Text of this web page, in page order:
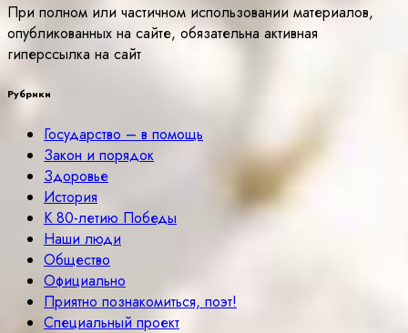
При полном или частичном использовании материалов,
опубликованных на сайте, обязательна активная
гиперссылка на сайт
Рубрики
Государство – в помощь
Закон и порядок
Здоровье
История
К 80-летию Победы
Наши люди
Общество
Официально
Приятно познакомиться, поэт!
Специальный проект